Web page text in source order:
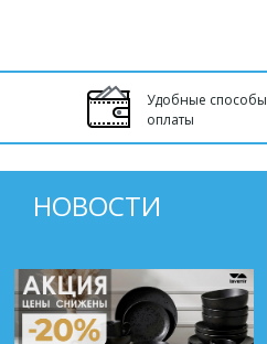
Удобные способы
оплаты
НОВОСТИ